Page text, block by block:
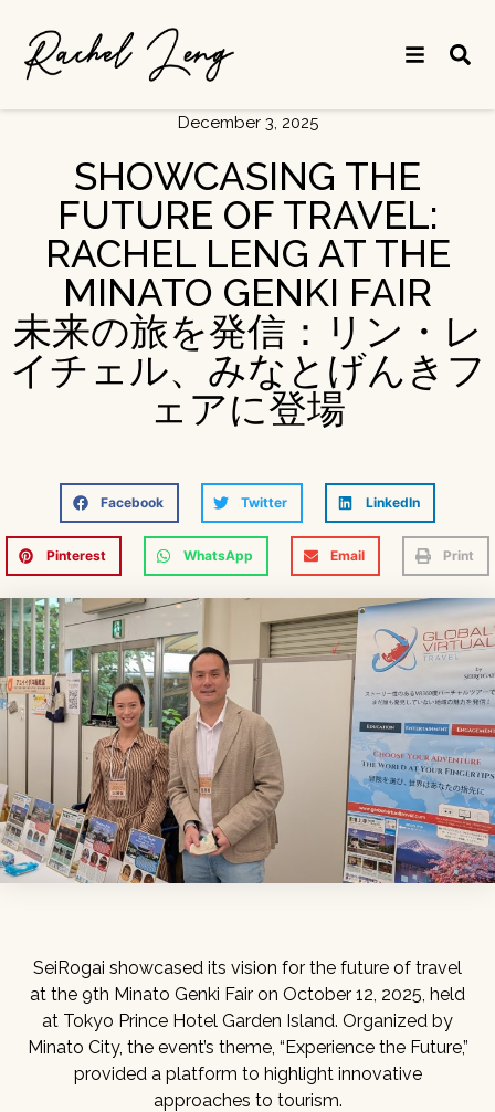
December 3, 2025
SHOWCASING THE
FUTURE OF TRAVEL:
RACHEL LENG AT THE
MINATO GENKI FAIR
未来の旅を発信：リン・レ
イチェル、みなとげんきフ
ェアに登場
Facebook Twitter LinkedIn
Pinterest WhatsApp Email Print
SeiRogai showcased its vision for the future of travel
at the 9th Minato Genki Fair on October 12, 2025, held
at Tokyo Prince Hotel Garden Island. Organized by
Minato City, the event’s theme, “Experience the Future,”
provided a platform to highlight innovative
approaches to tourism.